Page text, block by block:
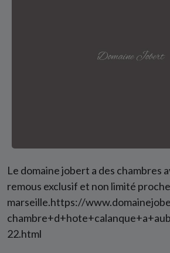
Le domaine jobert a des chambres
remous exclusif et non limité
marseille.https://
22.html